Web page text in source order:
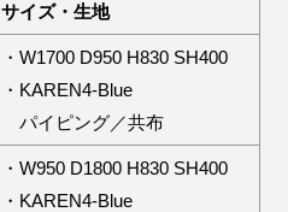
サイズ・生地
・W1700 D950 H830 SH400
・KAREN4-Blue
パイピング／共布
・W950 D1800 H830 SH400
・KAREN4-Blue